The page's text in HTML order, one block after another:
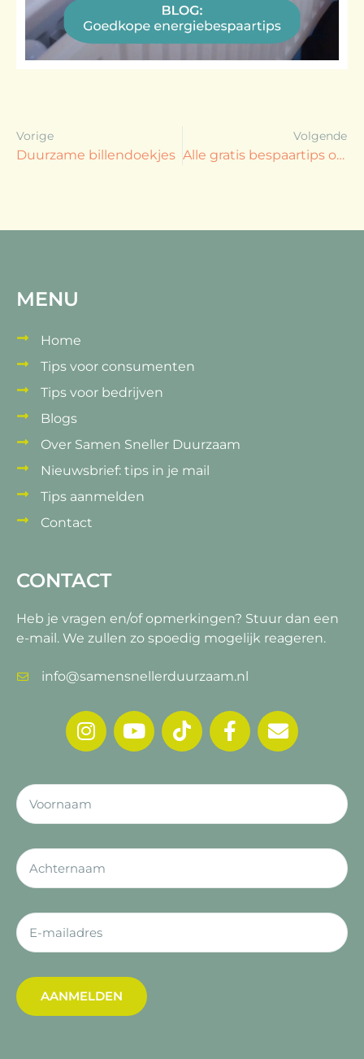
Vorige
Duurzame billendoekjes
Volgende
Alle gratis bespaartips op een rijtje
MENU
Home
Tips voor consumenten
Tips voor bedrijven
Blogs
Over Samen Sneller Duurzaam
Nieuwsbrief: tips in je mail
Tips aanmelden
Contact
CONTACT
Heb je vragen en/of opmerkingen? Stuur dan een
e-mail. We zullen zo spoedig mogelijk reageren.
info@samensnellerduurzaam.nl
AANMELDEN